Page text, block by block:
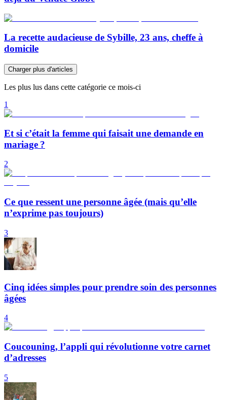
La recette audacieuse de Sybille, 23 ans, cheffe à
domicile
Charger plus d'articles
Les plus lus dans cette catégorie ce mois-ci
1
Et si c’était la femme qui faisait une demande en
mariage ?
2
Ce que ressent une personne âgée (mais qu’elle
n’exprime pas toujours)
3
Cinq idées simples pour prendre soin des personnes
âgées
4
Coucouning, l’appli qui révolutionne votre carnet
d’adresses
5